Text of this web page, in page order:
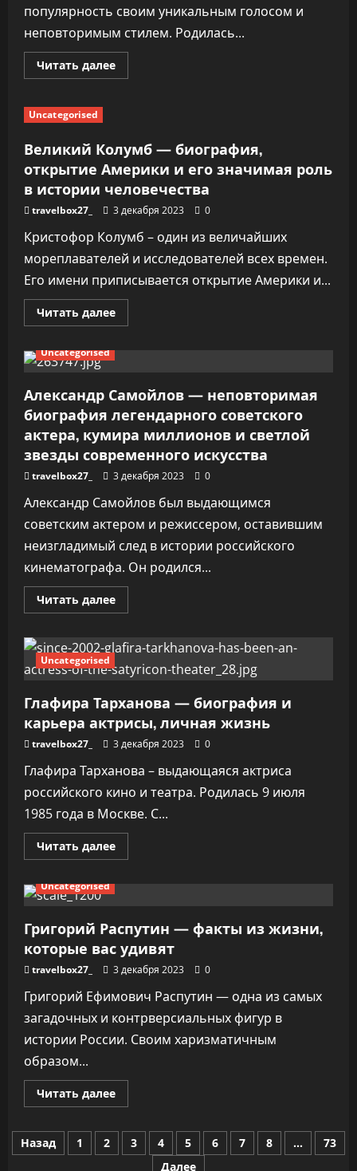
популярность своим уникальным голосом и
неповторимым стилем. Родилась...
Читать далееПрочитать
больше
детства
до
успеха
—
талант,
карьера
и
магия
творчества,
волшебная
личная
жизнь
и
семейное
счастье!
Uncategorised
Великий Колумб — биография,
открытие Америки и его значимая роль
в истории человечества
travelbox27_ 3 декабря 2023 0
Кристофор Колумб – один из величайших
мореплавателей и исследователей всех времен.
Его имени приписывается открытие Америки и...
Читать далееПрочитать
больше
открытие
Америки
и
его
значимая
роль
в
истории
человечества
Uncategorised
Александр Самойлов — неповторимая
биография легендарного советского
актера, кумира миллионов и светлой
звезды современного искусства
travelbox27_ 3 декабря 2023 0
Александр Самойлов был выдающимся
советским актером и режиссером, оставившим
неизгладимый след в истории российского
кинематографа. Он родился...
Читать далееПрочитать
больше
Самойлов
—
неповторимая
биография
советского
актера,
кумира
миллионов
и
светлой
звезды
современного
искусства
Uncategorised
Глафира Тарханова — биография и
карьера актрисы, личная жизнь
travelbox27_ 3 декабря 2023 0
Глафира Тарханова – выдающаяся актриса
российского кино и театра. Родилась 9 июля
1985 года в Москве. С...
Читать далееПрочитать
больше
и
карьера
актрисы,
личная
жизнь
Uncategorised
Григорий Распутин — факты из жизни,
которые вас удивят
travelbox27_ 3 декабря 2023 0
Григорий Ефимович Распутин — одна из самых
загадочных и контрверсиальных фигур в
истории России. Своим харизматичным
образом...
Читать далееПрочитать
больше
Распутин
факты
Пагинация
Назад 1 2 3 4 5 6 7 8 …
73
Далее